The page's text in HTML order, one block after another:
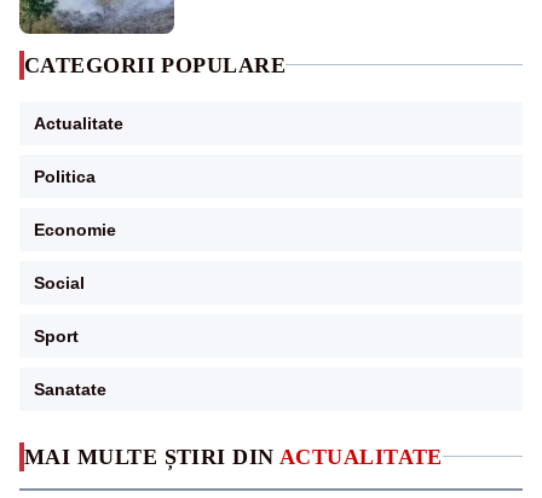
MAI MULTE ȘTIRI DIN ACTUALITATE
CATEGORII POPULARE
Actualitate
Politica
Economie
Social
Sport
Sanatate